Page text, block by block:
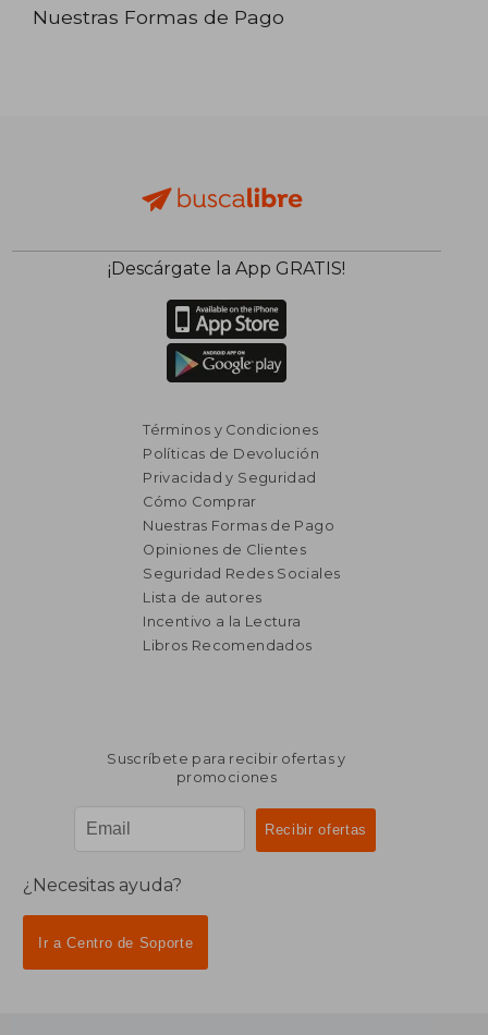
Nuestras Formas de Pago
¡Descárgate la App GRATIS!
Términos y Condiciones
Políticas de Devolución
Privacidad y Seguridad
Cómo Comprar
Nuestras Formas de Pago
Opiniones de Clientes
Seguridad Redes Sociales
Lista de autores
Incentivo a la Lectura
Libros Recomendados
Suscríbete para recibir ofertas y
promociones
¿Necesitas ayuda?
Ir a Centro de Soporte